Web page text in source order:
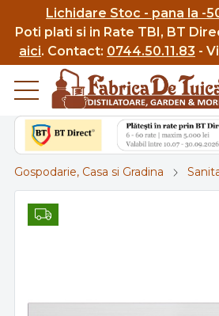
Lichidare Stoc - pana la -
Poti plati si in Rate TBI, BT
aici. Contact: 0744.50.11.83 -
Gospodarie, Casa si Gradina